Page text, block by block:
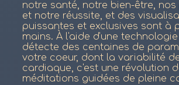
notre santé, notre bien-être,
et notre réussite, et des
puissantes et exclusives sont à
mains. À l'aide d'une
détecte des centaines de
votre coeur, dont la variabilité
cardiaque, c'est une révolution
méditations guidées de pleine